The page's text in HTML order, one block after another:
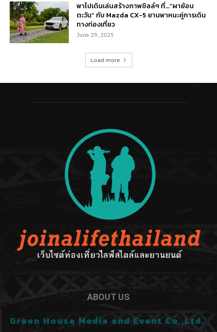
พาไปเดินเล่นสร้างภาพชิลล์ๆ ที่…“ผาย้อน
ตะวัน” กับ Mazda CX-5 ยานพาหนะคู่การเดิน
ทางท่องเที่ยว
June 29, 2025
Load more
ABOUT US
Green House Media and Event Co.,Ltd.